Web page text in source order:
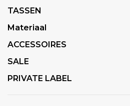
TASSEN
Materiaal
ACCESSOIRES
SALE
PRIVATE LABEL